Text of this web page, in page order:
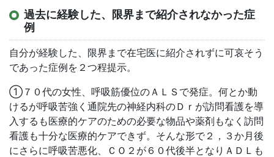
過去に経験した、限界まで紹介されなかった症
例
自分が経験した、限界まで在宅医に紹介されずに可哀そう
であった症例を２つ程提示。
①７０代の女性、呼吸筋優位のＡＬＳで発症。何とか動
けるが呼吸苦強く通院先の神経内科のＤｒが訪問看護を導
入するも医療的ケアのための必要な物品や薬剤もなく訪問
看護も十分な医療的ケアできず。そんな形で２，３か月後
にさらに呼吸苦悪化、ＣＯ２が６０代後半となりＡＤＬも